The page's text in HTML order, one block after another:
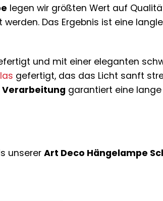
legen wir größten Wert auf
Das Ergebnis ist eine
und mit einer eleganten
gefertigt, das das Licht sanft
garantiert eine
unsererArt Deco Hängelampe